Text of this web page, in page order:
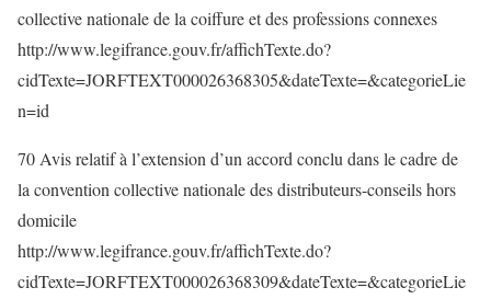
collective nationale de la coiffure et des professions connexes
http://www.legifrance.gouv.fr/affichTexte.do?
cidTexte=JORFTEXT000026368305&dateTexte=&categorieLie
n=id
70 Avis relatif à l’extension d’un accord conclu dans le cadre de
la convention collective nationale des distributeurs-conseils hors
domicile
http://www.legifrance.gouv.fr/affichTexte.do?
cidTexte=JORFTEXT000026368309&dateTexte=&categorieLie